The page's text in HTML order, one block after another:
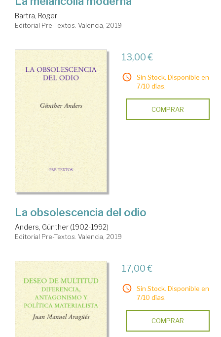
Bartra, Roger
Editorial Pre-Textos. Valencia, 2019
13,00 €
Sin Stock. Disponible en
7/10 días.
COMPRAR
La obsolescencia del odio
Anders, Günther (1902-1992)
Editorial Pre-Textos. Valencia, 2019
17,00 €
Sin Stock. Disponible en
7/10 días.
COMPRAR